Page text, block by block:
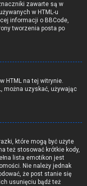
zawarte są w
w HTML-u
informacji o BBCode,
tworzenia posta po
HTML na tej witrynie.
można uzyskać, używając
które mogą być użyte
też stosować krótkie kody,
lista emotikon jest
Nie należy jednak
że post stanie się
usunięciu bądź też